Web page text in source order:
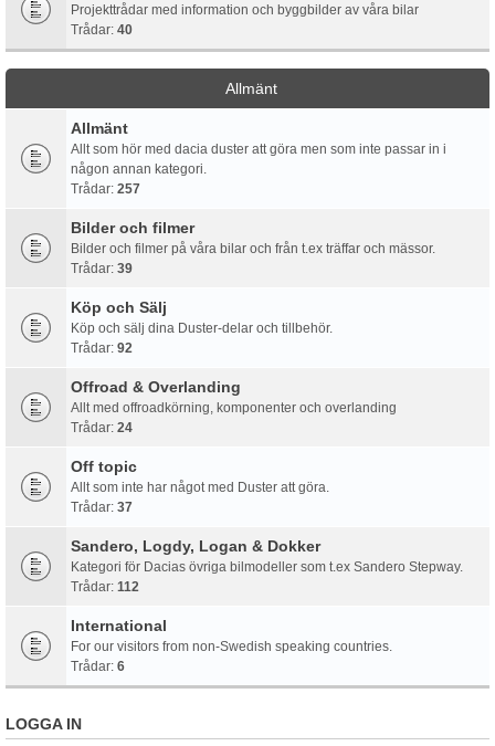
Projekttrådar med information och byggbilder av våra bilar
Trådar: 40
Allmänt
Allmänt
Allt som hör med dacia duster att göra men som inte passar in i
någon annan kategori.
Trådar: 257
Bilder och filmer
Bilder och filmer på våra bilar och från t.ex träffar och mässor.
Trådar: 39
Köp och Sälj
Köp och sälj dina Duster-delar och tillbehör.
Trådar: 92
Offroad & Overlanding
Allt med offroadkörning, komponenter och overlanding
Trådar: 24
Off topic
Allt som inte har något med Duster att göra.
Trådar: 37
Sandero, Logdy, Logan & Dokker
Kategori för Dacias övriga bilmodeller som t.ex Sandero Stepway.
Trådar: 112
International
For our visitors from non-Swedish speaking countries.
Trådar: 6
LOGGA IN